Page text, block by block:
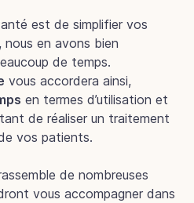
est de simplifier vos
nous en avons bien
de temps.
vous accordera ainsi,
en termes d’utilisation et
de réaliser un traitement
vos patients.
de nombreuses
vous accompagner dans